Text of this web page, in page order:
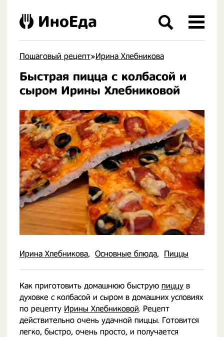
Пошаговый рецепт»Ирина Хлебникова
Быстрая пицца с колбасой и
сыром Ирины Хлебниковой
Ирина Хлебникова Основные блюда Пиццы
Как приготовить домашнюю быструю пиццу в
духовке с колбасой и сыром в домашних условиях
по рецепту Ирины Хлебниковой. Рецепт
действительно очень удачной пиццы. Готовится
легко, быстро, очень просто, и получается
ИноЕда